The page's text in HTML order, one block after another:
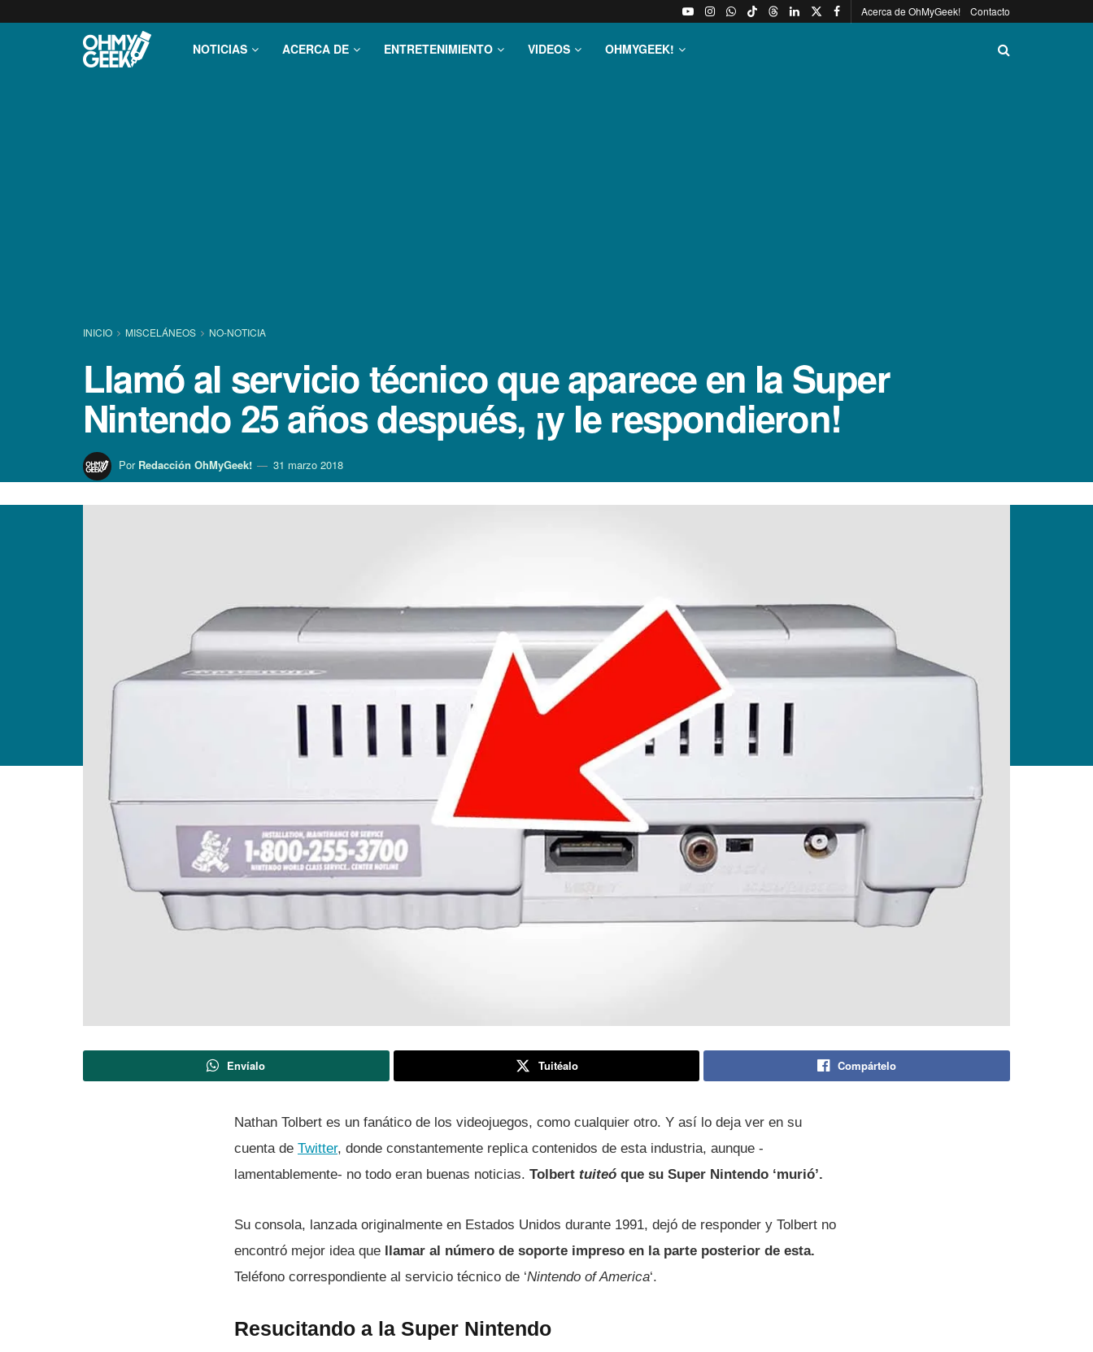
Acerca de OhMyGeek! Contacto
NOTICIAS ACERCA DE ENTRETENIMIENTO VIDEOS OHMYGEEK!
INICIO MISCELÁNEOS NO-NOTICIA
Llamó al servicio técnico que aparece en la Super
Nintendo 25 años después, ¡y le respondieron!
Por Redacción OhMyGeek! 31 marzo 2018
Envíalo Tuitéalo Compártelo
Nathan Tolbert es un fanático de los videojuegos, como cualquier otro. Y así­ lo deja ver en su
cuenta de Twitter, donde constantemente replica contenidos de esta industria, aunque -
lamentablemente- no todo eran buenas noticias. Tolbert tuiteó que su Super Nintendo ‘murió’.
Su consola, lanzada originalmente en Estados Unidos durante 1991, dejó de responder y Tolbert no
encontró mejor idea que llamar al número de soporte impreso en la parte posterior de esta.
Teléfono correspondiente al servicio técnico de ‘Nintendo of America‘.
Resucitando a la Super Nintendo